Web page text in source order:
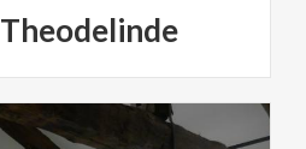
Theodelinde